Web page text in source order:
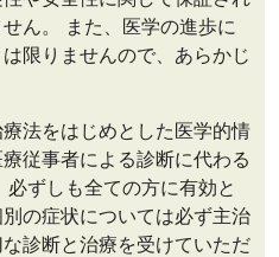
ん。 また、医学の進歩に
限りませんので、あらかじ
法をはじめとした医学的情
従事者による診断に代わる
必ずしも全ての方に有効と
の症状については必ず主治
診断と治療を受けていただ